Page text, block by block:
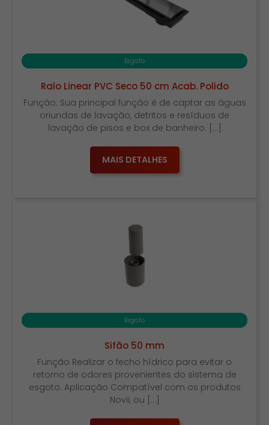
Esgoto
Ralo Linear PVC Seco 50 cm Acab. Polido
Função: Sua principal função é de captar as águas
oriundas de lavação, detritos e resíduos de
lavação de pisos e box de banheiro. […]
MAIS DETALHES
Esgoto
Sifão 50 mm
Função Realizar o fecho hídrico para evitar o
retorno de odores provenientes do sistema de
esgoto. Aplicação Compatível com os produtos
Novii, ou […]